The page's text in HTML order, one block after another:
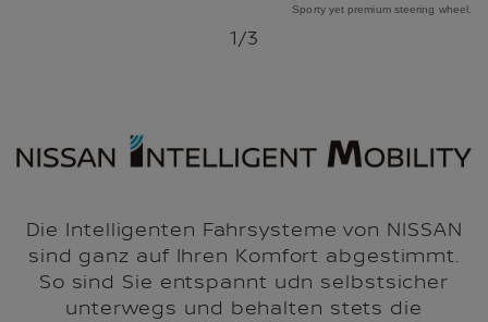
1/3
Sporty yet premium steering wheel.
Die Intelligenten Fahrsysteme von NISSAN
sind ganz auf Ihren Komfort abgestimmt.
So sind Sie entspannt udn selbstsicher
unterwegs und behalten stets die